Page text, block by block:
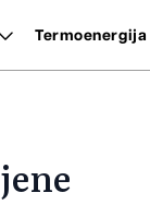
Termoenergija